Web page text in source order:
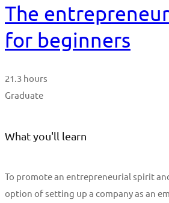
The
for beginners
21.3 hours
Graduate
What you'll learn
To promote an entrepreneurial spirit
option of setting up a company as an